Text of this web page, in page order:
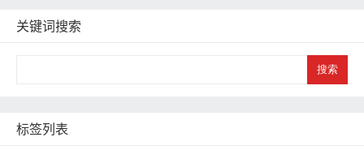
关键词搜索
标签列表